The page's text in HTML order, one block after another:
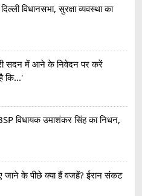
विधानसभा, सुरक्षा व्यवस्था का
सदन में आने के निवेदन पर करें
कि...'
विधायक उमाशंकर सिंह का निधन,
जाने के पीछे क्या हैं वजहें? ईरान संकट